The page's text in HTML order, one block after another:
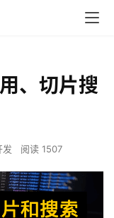
、切片搜
发 阅读 1507